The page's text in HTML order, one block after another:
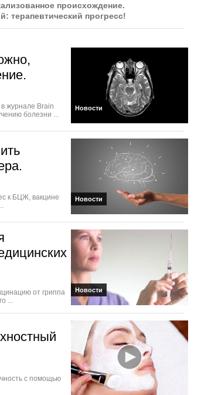
происхождение.
терапевтический прогресс!
Новости
журнале Brain
болезни ...
Новости
к БЦЖ, вакцине
Новости
от гриппа
...
с помощью